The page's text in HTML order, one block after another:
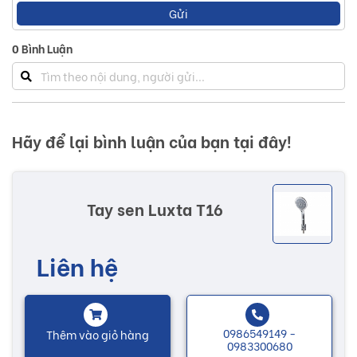
lượng cao, mẫu mã đẹp, tinh xảo và bền bỉ thời gian.
Cùng với sự đổi mới qua từng năm, Luxta hiện đang là
thương hiệu hàng đầu, đem đến cho khách hàng những sản
phẩm tay sen chất lượng cao, với đội ngũ kỹ sư giàu kinh
nghiệm không ngừng nghiên cứu thiết kế, sáng tạo. Các
sản phẩm đều đáp ứng được các nhu cầu thị hiếu của
Những sản phẩm của Luxta luôn đáp ứng kì vọng, giàu giá
trị truyền thống, nhằm nâng cao chất lượng cuộc sống, đáp
ứng được các mong muốn của khách hàng, gia tăng giá trị,
lợi ích cho người sử dụng sản phẩm.
Nhiều mẫu mã với các chức năng độc đáo sẽ có thêm
Gửi
0Bình Luận
Hãy để lại bình luận của bạn tại đây!
Tay sen Luxta T16
Liên hệ
Thêm vào giỏ hàng 0986549149 -
0983300680